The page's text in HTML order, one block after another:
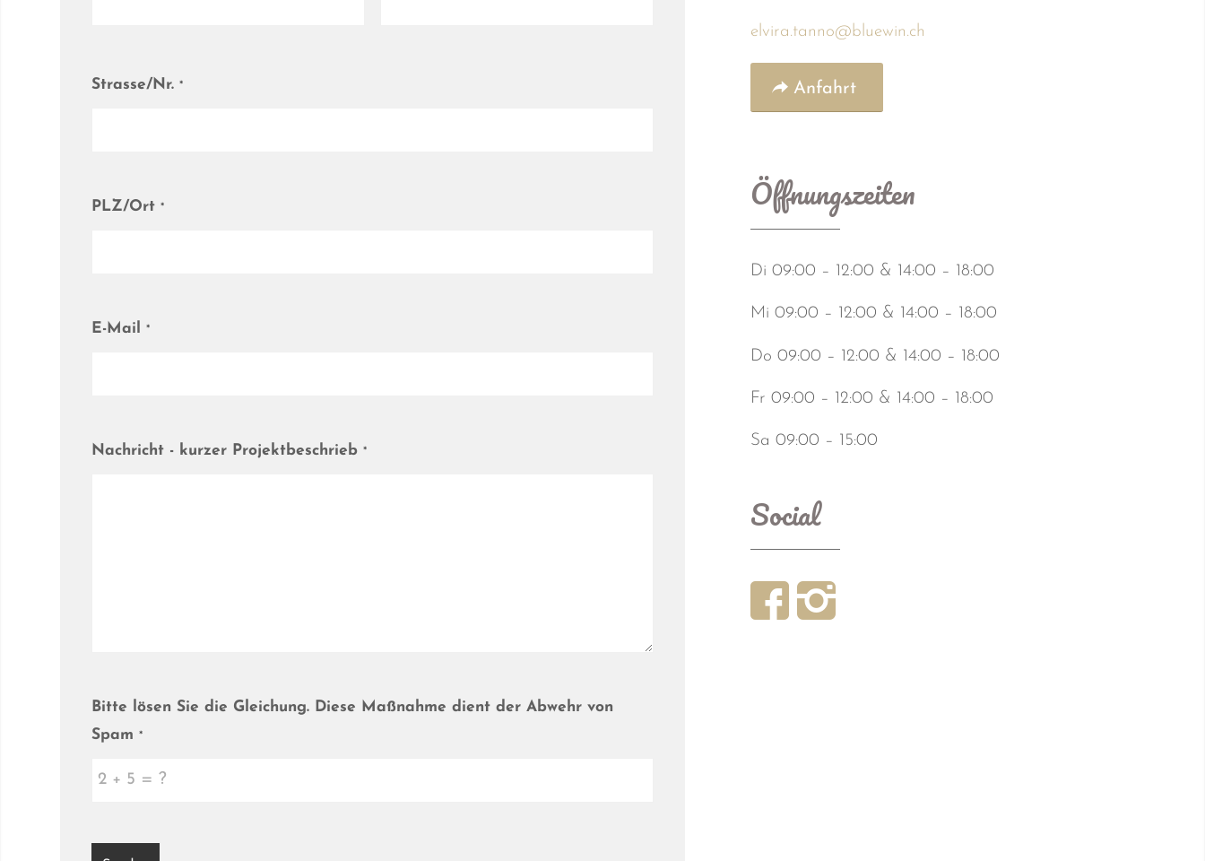
Strasse/Nr. *
PLZ/Ort *
E-Mail *
Nachricht - kurzer Projektbeschrieb *
Bitte lösen Sie die Gleichung. Diese Maßnahme dient der Abwehr von
Spam *
elvira.tanno@bluewin.ch
Anfahrt
Öffnungszeiten
Di 09:00 – 12:00 & 14:00 – 18:00
Mi 09:00 – 12:00 & 14:00 – 18:00
Do 09:00 – 12:00 & 14:00 – 18:00
Fr 09:00 – 12:00 & 14:00 – 18:00
Sa 09:00 – 15:00
Social